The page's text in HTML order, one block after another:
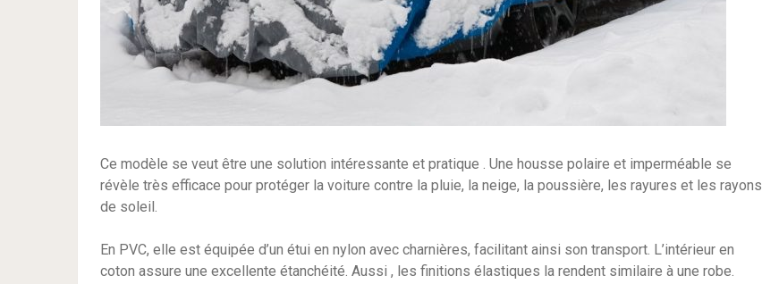
Ce modèle se veut être une solution intéressante et pratique . Une housse polaire et imperméable se
révèle très efficace pour protéger la voiture contre la pluie, la neige, la poussière, les rayures et les rayons
de soleil.
En PVC, elle est équipée d’un étui en nylon avec charnières, facilitant ainsi son transport. L’intérieur en
coton assure une excellente étanchéité. Aussi , les finitions élastiques la rendent similaire à une robe.